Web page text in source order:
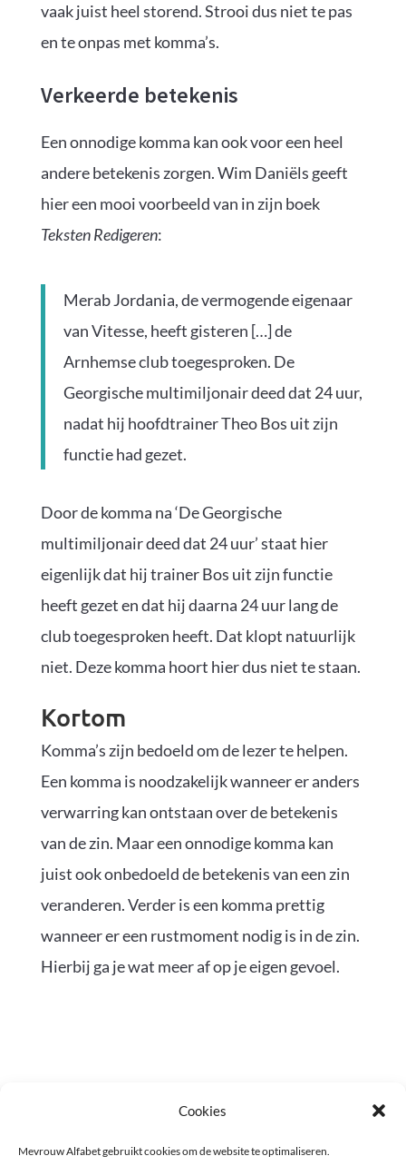
Cookies
Mevrouw Alfabet gebruikt cookies om de website te optimaliseren.
vaak juist heel storend. Strooi dus niet te pas
en te onpas met komma’s.
Verkeerde betekenis
Een onnodige komma kan ook voor een heel
andere betekenis zorgen. Wim Daniëls geeft
hier een mooi voorbeeld van in zijn boek
Teksten Redigeren:
Merab Jordania, de vermogende eigenaar
van Vitesse, heeft gisteren […] de
Arnhemse club toegesproken. De
Georgische multimiljonair deed dat 24 uur,
nadat hij hoofdtrainer Theo Bos uit zijn
functie had gezet.
Door de komma na ‘De Georgische
multimiljonair deed dat 24 uur’ staat hier
eigenlijk dat hij trainer Bos uit zijn functie
heeft gezet en dat hij daarna 24 uur lang de
club toegesproken heeft. Dat klopt natuurlijk
niet. Deze komma hoort hier dus niet te staan.
Kortom
Komma’s zijn bedoeld om de lezer te helpen.
Een komma is noodzakelijk wanneer er anders
verwarring kan ontstaan over de betekenis
van de zin. Maar een onnodige komma kan
juist ook onbedoeld de betekenis van een zin
veranderen. Verder is een komma prettig
wanneer er een rustmoment nodig is in de zin.
Hierbij ga je wat meer af op je eigen gevoel.